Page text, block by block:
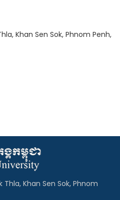
Khan Sen Sok, Phnom Penh,
Khan Sen Sok, Phnom